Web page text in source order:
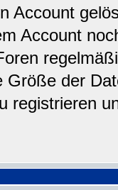
Account
Account
Größe der
registrieren